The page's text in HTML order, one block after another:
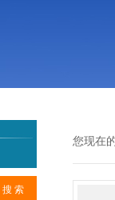
您现在